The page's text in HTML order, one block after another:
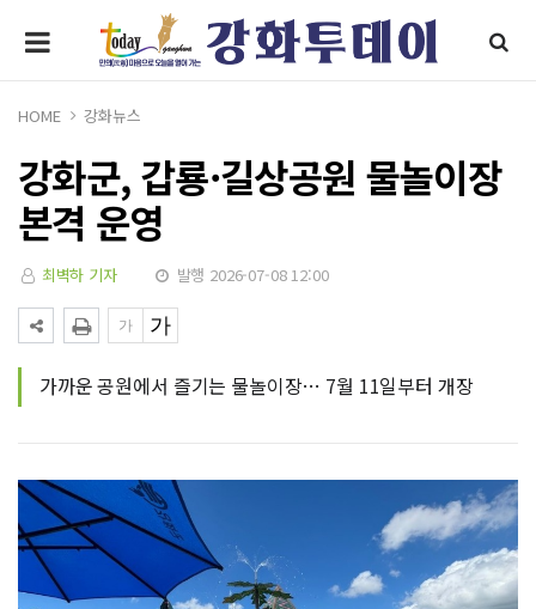
HOME 강화뉴스
강화군, 갑룡·길상공원 물놀이장
본격 운영
최벽하 기자 발행 2026-07-08 12:00
가까운 공원에서 즐기는 물놀이장… 7월 11일부터 개장